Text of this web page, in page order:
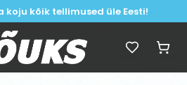
kõik tellimused üle Eesti!